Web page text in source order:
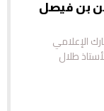
بن فيصل
الإعلامي
طلال